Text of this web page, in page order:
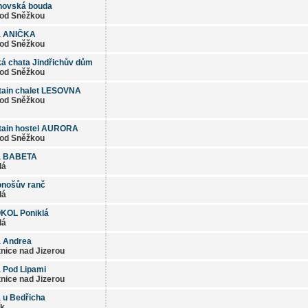
bouda
Sněžkou
ANIČKA
Sněžkou
chata Jindřichův dům
Sněžkou
chalet LESOVNA
Sněžkou
hostel AURORA
Sněžkou
BABETA
ranč
Poniklá
Andrea
nad Jizerou
Pod Lipami
nad Jizerou
u Bedřicha